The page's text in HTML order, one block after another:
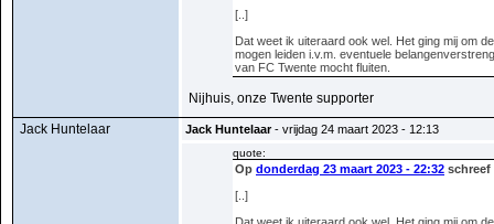
[..]
Dat weet ik uiteraard ook wel. Het ging mij om
mogen leiden i.v.m. eventuele
van FC Twente mocht fluiten.
Nijhuis, onze Twente supporter
Jack Huntelaar
Jack Huntelaar- vrijdag 24 maart 2023 - 12:13
quote:
Op donderdag 23 maart 2023 - 22:32 schreef
[..]